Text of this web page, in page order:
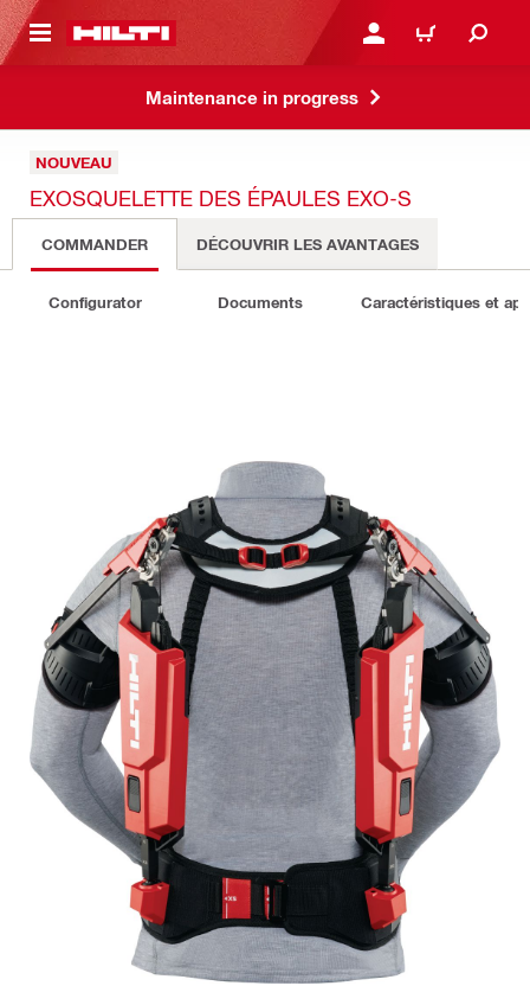
SE CONNECTER OU
PANIER
Maintenance in progress
NOUVEAU
EXOSQUELETTE DES ÉPAULES EXO-S
COMMANDER DÉCOUVRIR LES AVANTAGES
Configurator Documents Caractéristiques et